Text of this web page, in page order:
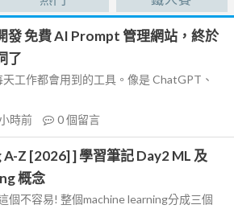
發 免費 AI Prompt 管理網站，終於
了
工作都會用到的工具。像是 ChatGPT、
時前 0個留言
Z [2026] ] 學習筆記 Day2 ML 及
概念
個不容易! 整個machine learning分成三個